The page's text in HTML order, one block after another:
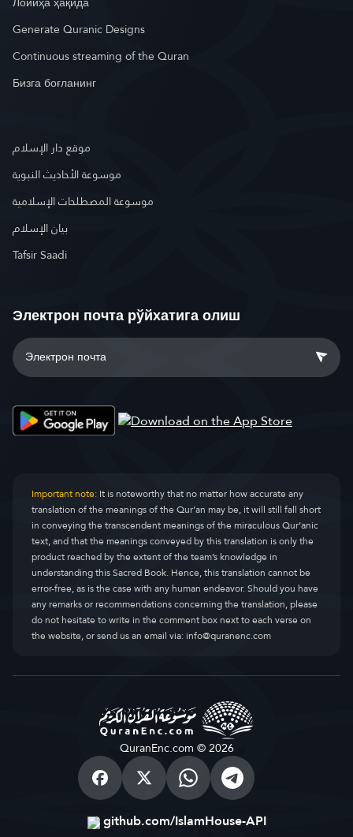
Generate Quranic Designs
Continuous streaming of the Quran
Бизга боғланинг
موقع دار الإسلام
موسوعة الأحاديث النبوية
موسوعة المصطلحات الإسلامية
بيان الإسلام
Tafsir Saadi
Электрон почта рўйхатига олиш
Important note:It is noteworthy that no matter how accurate any
translation of the meanings of the Qur’an may be, it will still fall short
in conveying the transcendent meanings of the miraculous Qur’anic
text, and that the meanings conveyed by this translation is only the
product reached by the extent of the team’s knowledge in
understanding this Sacred Book. Hence, this translation cannot be
error-free, as is the case with any human endeavor. Should you have
any remarks or recommendations concerning the translation, please
do not hesitate to write in the comment box next to each verse on
the website, or send us an email via:info@quranenc.com
QuranEnc.com © 2026
github.com/IslamHouse-API